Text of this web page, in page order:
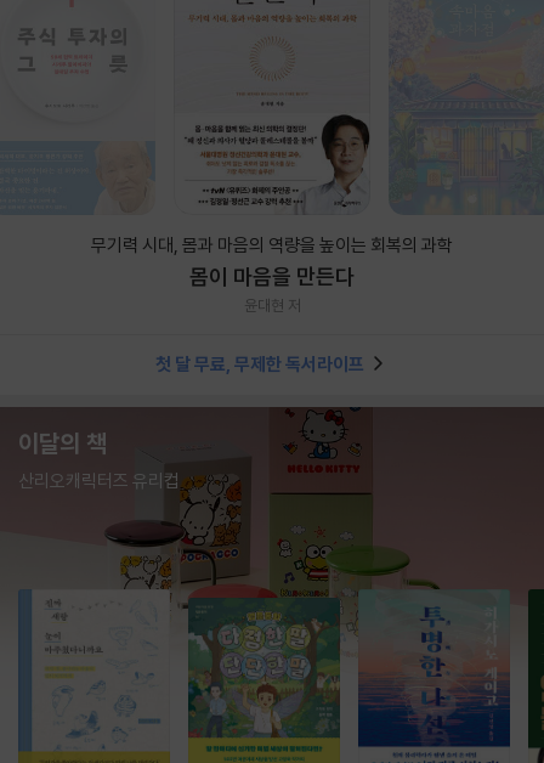
무기력 시대, 몸과 마음의 역량을 높이는 회복의 과학
몸이 마음을 만든다
윤대현 저
첫 달 무료, 무제한 독서라이프
이달의 책
산리오캐릭터즈 유리컵